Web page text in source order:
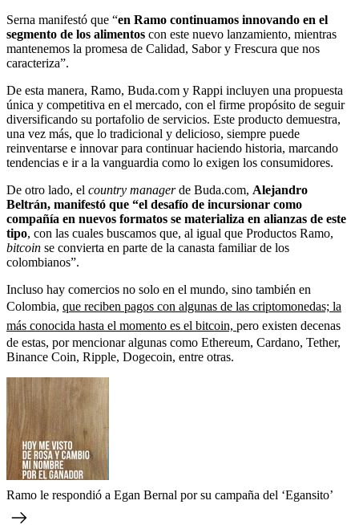
Serna manifestó que “en Ramo continuamos innovando en el
segmento de los alimentos con este nuevo lanzamiento, mientras
mantenemos la promesa de Calidad, Sabor y Frescura que nos
caracteriza”.
De esta manera, Ramo, Buda.com y Rappi incluyen una propuesta
única y competitiva en el mercado, con el firme propósito de seguir
diversificando su portafolio de servicios. Este producto demuestra,
una vez más, que lo tradicional y delicioso, siempre puede
reinventarse e innovar para continuar haciendo historia, marcando
tendencias e ir a la vanguardia como lo exigen los consumidores.
De otro lado, el country managerde Buda.com, Alejandro
Beltrán, manifestó que “el desafío de incursionar como
compañía en nuevos formatos se materializa en alianzas de este
tipo, con las cuales buscamos que, al igual que Productos Ramo,
bitcoin se convierta en parte de la canasta familiar de los
colombianos”.
Incluso hay comercios no solo en el mundo, sino también en
Colombia, que reciben pagos con algunas de las criptomonedas; la
más conocida hasta el momento es el bitcoin, pero existen decenas
de estas, por mencionar algunas como Ethereum, Cardano, Tether,
Binance Coin, Ripple, Dogecoin, entre otras.
Ramo le respondió a Egan Bernal por su campaña del ‘Egansito’